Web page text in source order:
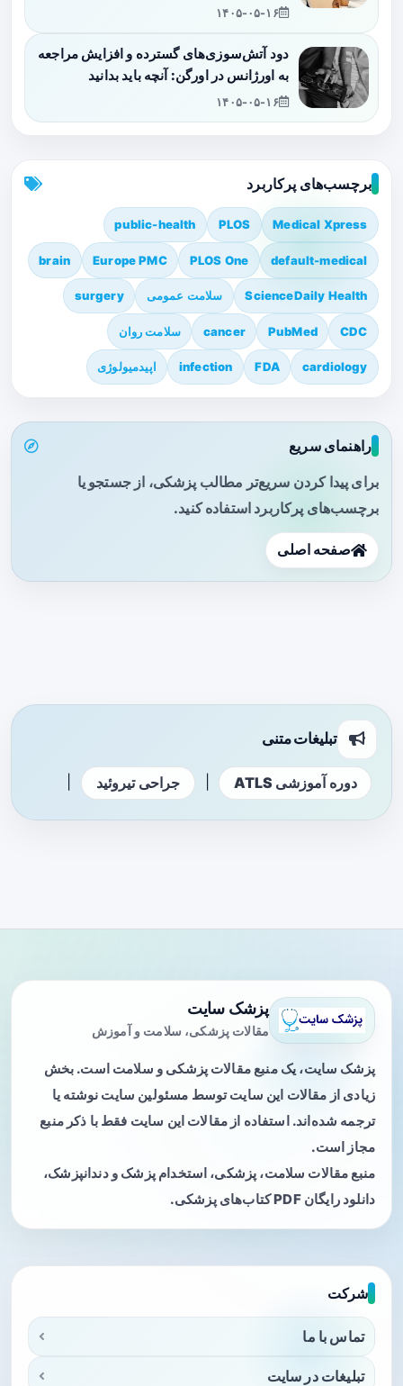
۱۴۰۵-۰۵-۱۶
دود آتش‌سوزی‌های گسترده و افزایش مراجعه
به اورژانس در اورگن: آنچه باید بدانید
۱۴۰۵-۰۵-۱۶
برچسب‌های پرکاربرد
Medical Xpress
PLOS
public-health
default-medical
PLOS One
Europe PMC
brain
ScienceDaily Health سلامت عمومی surgery
CDC
PubMed
cancer سلامت روان
cardiology
FDA
infection اپیدمیولوژی
راهنمای سریع
برای پیدا کردن سریع‌تر مطالب پزشکی، از جستجو یا
برچسب‌های پرکاربرد استفاده کنید.
صفحه اصلی
تبلیغات متنی
دوره آموزشی ATLS جراحی تیروئید
پزشک سایت
مقالات پزشکی، سلامت و آموزش
پزشک سایت، یک منبع مقالات پزشکی و سلامت است. بخش
زیادی از مقالات این سایت توسط مسئولین سایت نوشته یا
ترجمه شده‌اند. استفاده از مقالات این سایت فقط با ذکر منبع
مجاز است.
منبع مقالات سلامت، پزشکی، استخدام پزشک و دندانپزشک،
دانلود رایگان PDF کتاب‌های پزشکی.
شرکت
تماس با ما
تبلیغات در سایت